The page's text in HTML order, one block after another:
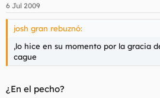
6 Jul 2009
josh gran rebuznó:
,lo hice en su momento por la gracia
cague
¿En el pecho?